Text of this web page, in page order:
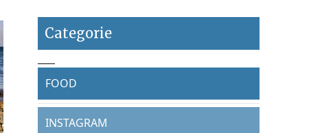
Categorie
FOOD
INSTAGRAM